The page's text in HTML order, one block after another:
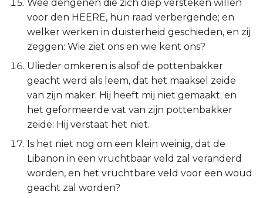
Wee dengenen die zich diep versteken willen
voor den HEERE, hun raad verbergende; en
welker werken in duisterheid geschieden, en zij
zeggen: Wie ziet ons en wie kent ons?
Ulieder omkeren is alsof de pottenbakker
geacht werd als leem, dat het maaksel zeide
van zijn maker: Hij heeft mij niet gemaakt; en
het geformeerde vat van zijn pottenbakker
zeide: Hij verstaat het niet.
Is het niet nog om een klein weinig, dat de
Libanon in een vruchtbaar veld zal veranderd
worden, en het vruchtbare veld voor een woud
geacht zal worden?